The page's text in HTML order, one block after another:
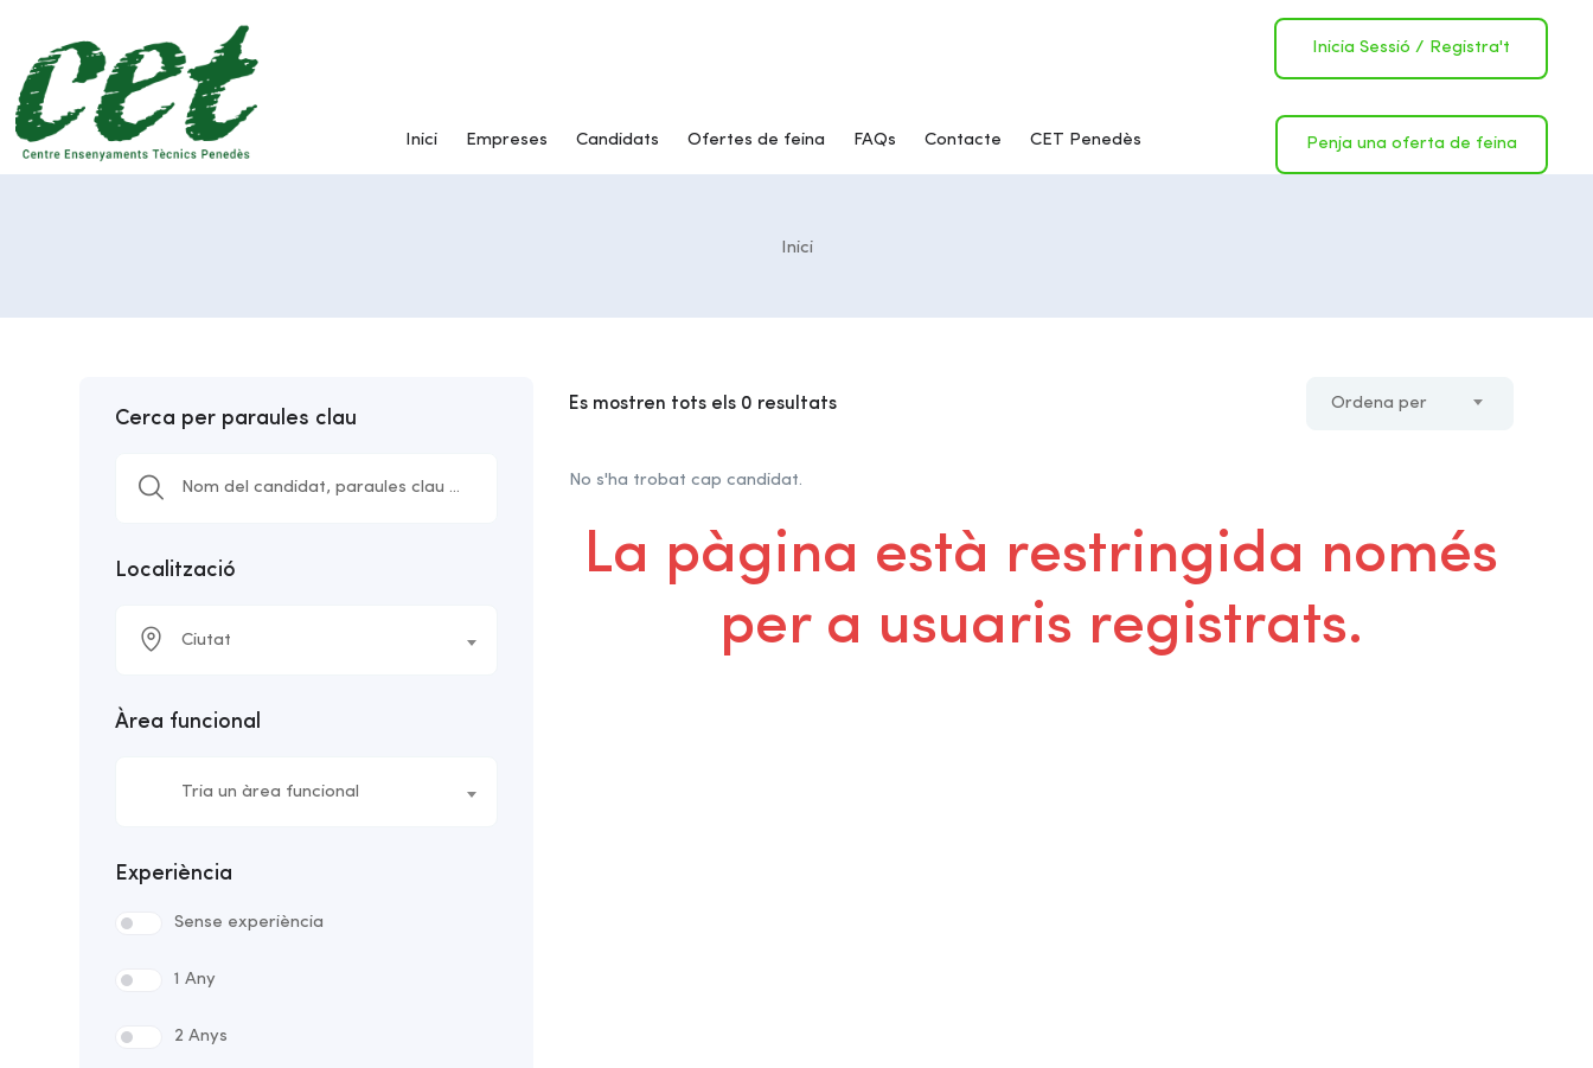
Inici Empreses Candidats Ofertes de feina FAQs Contacte CET Penedès
Inicia Sessió / Registra't
Penja una oferta de feina
Inici
Cerca per paraules clau
Localització
Ciutat
Àrea funcional
Tria un àrea funcional
Experiència
Sense experiència
1 Any
2 Anys
Es mostren tots els 0 resultats Ordena per
No s'ha trobat cap candidat.
La pàgina està restringida només
per a usuaris registrats.